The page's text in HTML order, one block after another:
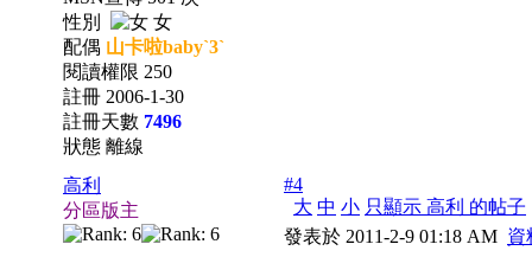
性別
女
配偶 山卡啦baby`3`
閱讀權限 250
註冊 2006-1-30
註冊天數 7496
狀態 離線
高利
分區版主
#4
大 中 小 只顯示 高利 的帖子
發表於 2011-2-9 01:18 AM 資